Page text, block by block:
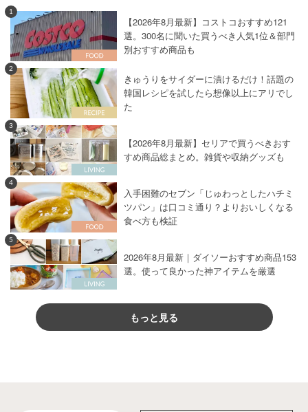
1
【2026年8月最新】コストコおすすめ121
選。300名に聞いた買うべき人気1位＆部門
別おすすめ商品も
2
きゅうりをサイダーに漬けるだけ！話題の
韓国レシピを試したら想像以上にアリでし
た
3
【2026年8月最新】セリアで買うべきおす
すめ商品総まとめ。雑貨や収納グッズも
4
入手困難のセブン「じゅわっとしたハチミ
ツパン」は口コミ通り？よりおいしくなる
食べ方も検証
5
2026年8月最新｜ダイソーおすすめ商品153
選。使って良かった神アイテムを厳選
もっと見る